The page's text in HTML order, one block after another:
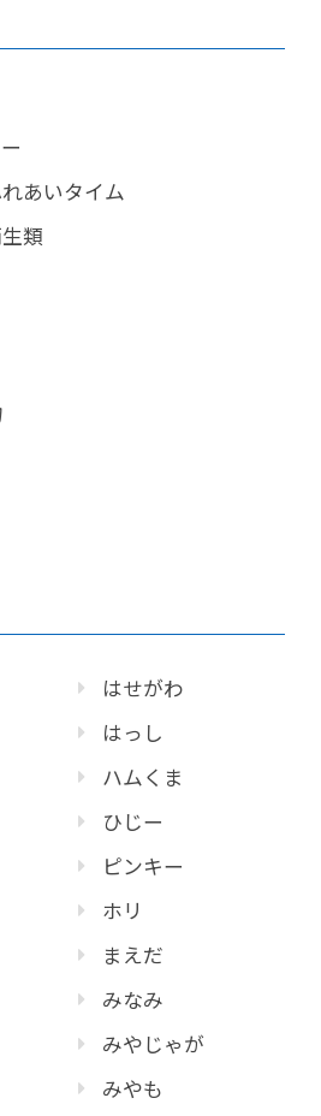
あいタイム
類
はせがわ
はっし
ハムくま
ひじー
ピンキー
ホリ
まえだ
みなみ
みやじゃが
みやも